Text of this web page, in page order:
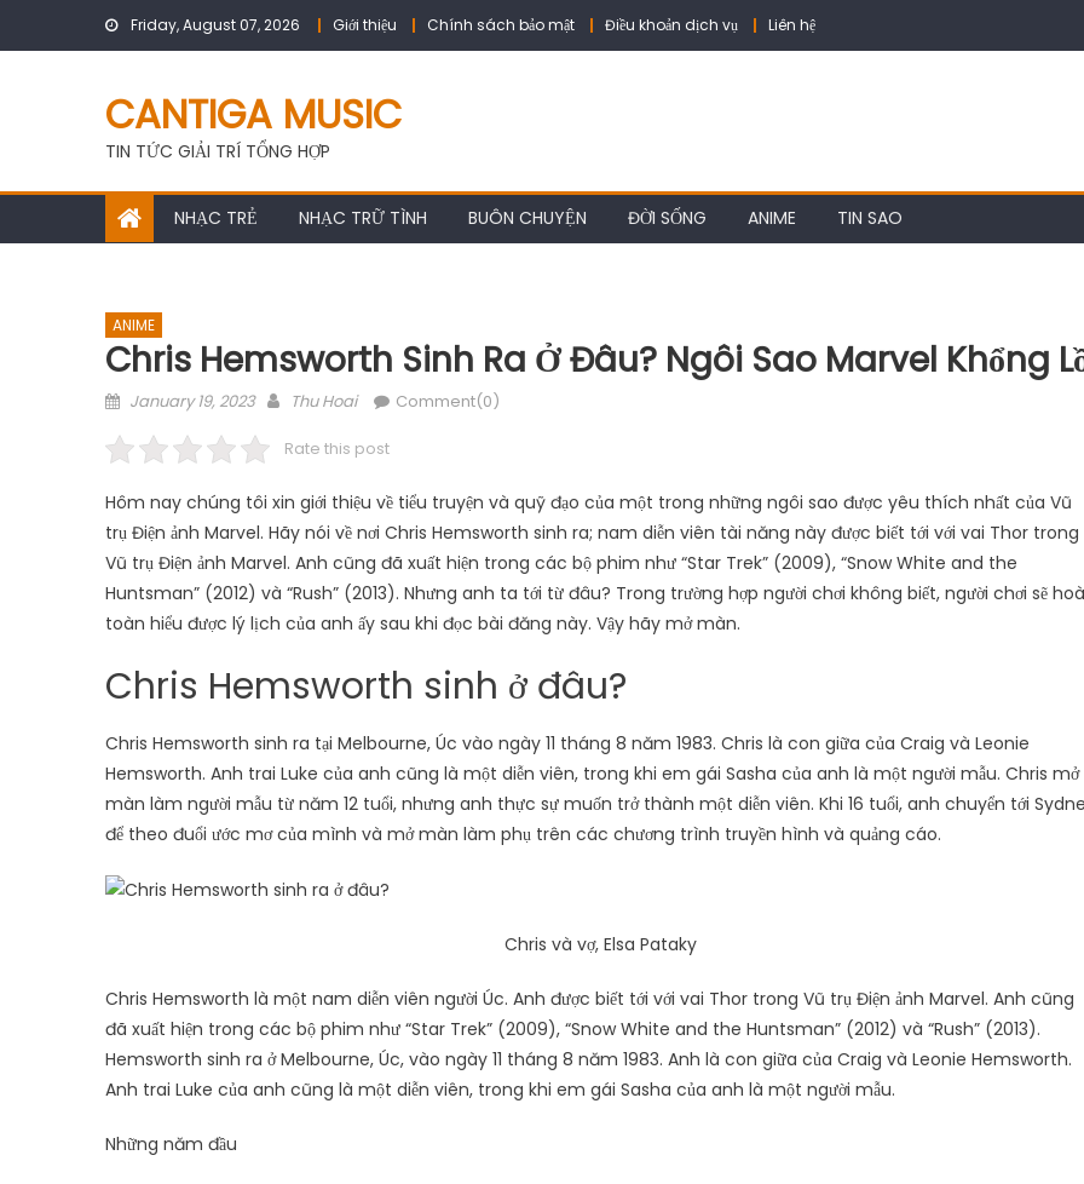
Friday, August 07, 2026 Giới thiệu Chính sách bảo mật Điều khoản dịch vụ Liên hệ
CANTIGA MUSIC
TIN TỨC GIẢI TRÍ TỔNG HỢP
NHẠC TRẺ NHẠC TRỮ TÌNH BUÔN CHUYỆN ĐỜI SỐNG ANIME TIN SAO
ANIME
Chris Hemsworth Sinh Ra Ở Đâu? Ngôi Sao Marvel Khổng
Posted
January 19, 2023 Author
Thu Hoai Comment(0)
Rate this post
Hôm nay chúng tôi xin giới thiệu về tiểu truyện và quỹ đạo của một trong những ngôi sao được yêu thích nhất của Vũ
trụ Điện ảnh Marvel. Hãy nói về nơi Chris Hemsworth sinh ra; nam diễn viên tài năng này được biết tới với vai Thor trong
Vũ trụ Điện ảnh Marvel. Anh cũng đã xuất hiện trong các bộ phim như “Star Trek” (2009), “Snow White and the
Huntsman” (2012) và “Rush” (2013). Nhưng anh ta tới từ đâu? Trong trường hợp người chơi không biết, người chơi sẽ
toàn hiểu được lý lịch của anh ấy sau khi đọc bài đăng này. Vậy hãy mở màn.
Chris Hemsworth sinh ở đâu?
Chris Hemsworth sinh ra tại Melbourne, Úc vào ngày 11 tháng 8 năm 1983. Chris là con giữa của Craig và Leonie
Hemsworth. Anh trai Luke của anh cũng là một diễn viên, trong khi em gái Sasha của anh là một người mẫu. Chris mở
màn làm người mẫu từ năm 12 tuổi, nhưng anh thực sự muốn trở thành một diễn viên. Khi 16 tuổi, anh chuyển tới
để theo đuổi ước mơ của mình và mở màn làm phụ trên các chương trình truyền hình và quảng cáo.
Chris và vợ, Elsa Pataky
Chris Hemsworth là một nam diễn viên người Úc. Anh được biết tới với vai Thor trong Vũ trụ Điện ảnh Marvel. Anh cũng
đã xuất hiện trong các bộ phim như “Star Trek” (2009), “Snow White and the Huntsman” (2012) và “Rush” (2013).
Hemsworth sinh ra ở Melbourne, Úc, vào ngày 11 tháng 8 năm 1983. Anh là con giữa của Craig và Leonie Hemsworth.
Anh trai Luke của anh cũng là một diễn viên, trong khi em gái Sasha của anh là một người mẫu.
Những năm đầu